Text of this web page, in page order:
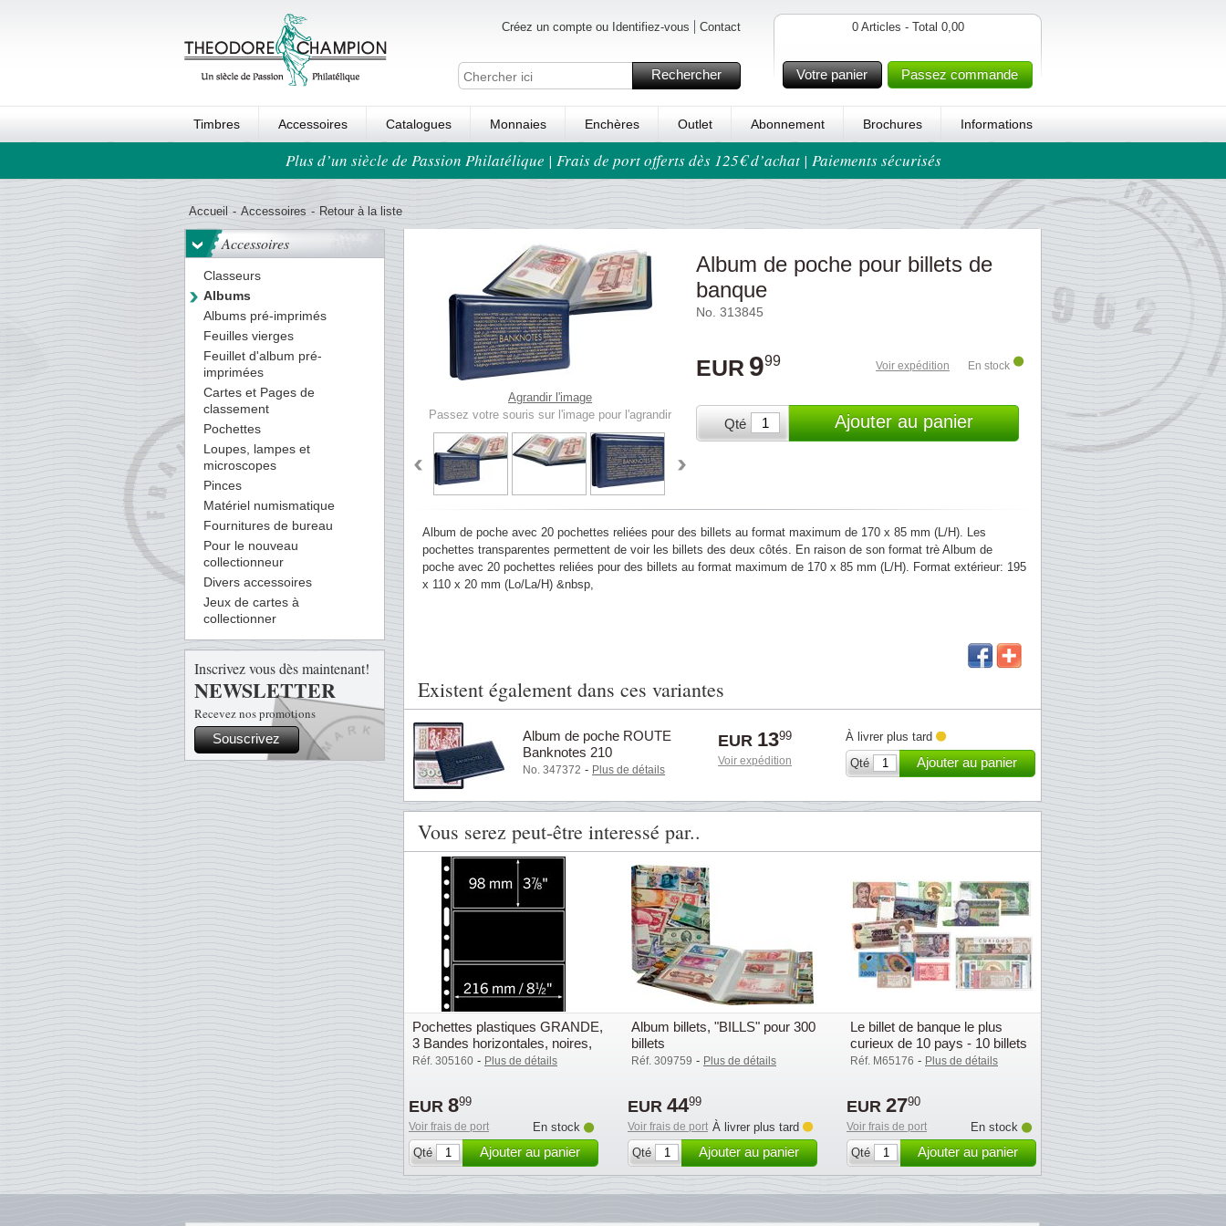
Créez un compte ou Identifiez-vous Contact
Rechercher
0 Articles - Total 0,00
Votre panier Passez commande
Timbres Accessoires Catalogues Monnaies Enchères Outlet Abonnement Brochures Informations
Ordre au panierPlus d’un siècle de Passion Philatélique | Frais de port offerts dès 125€ d’achat | Paiements sécurisés
Accueil - Accessoires - Retour à la liste
Accessoires
Classeurs
Albums
Albums pré-imprimés
Feuilles vierges
Feuillet d'album pré-
imprimées
Cartes et Pages de
classement
Pochettes
Loupes, lampes et
microscopes
Pinces
Matériel numismatique
Fournitures de bureau
Pour le nouveau
collectionneur
Divers accessoires
Jeux de cartes à
collectionner
Inscrivez vous dès maintenant!
NEWSLETTER
Recevez nos promotions
Souscrivez
Agrandir l'image
Passez votre souris sur l'image pour l'agrandir
Album de poche pour billets de
banque
No. 313845
EUR 999 Voir expédition En stock
Qté Ajouter au panier
Album de poche avec 20 pochettes reliées pour des billets au format maximum de 170 x 85 mm (L/H). Les
pochettes transparentes permettent de voir les billets des deux côtés. En raison de son format trè Album de
poche avec 20 pochettes reliées pour des billets au format maximum de 170 x 85 mm (L/H). Format extérieur: 195
x 110 x 20 mm (Lo/La/H) &nbsp,
Existent également dans ces variantes
Album de poche ROUTE
Banknotes 210
No. 347372 - Plus de détails
EUR 1399
Voir expédition
À livrer plus tard
Qté
Ajouter au panier
Vous serez peut-être interessé par..
Pochettes plastiques GRANDE,
3 Bandes horizontales, noires,
de Leuchtturm
Réf. 305160 - Plus de détails
EUR 899
Voir frais de port
En stock
Qté
Ajouter au panier
Album billets, "BILLS" pour 300
billets
Réf. 309759 - Plus de détails
EUR 4499
Voir frais de port À livrer plus tard
Qté
Ajouter au panier
Le billet de banque le plus
curieux de 10 pays - 10 billets
de banque - Non-circulés
Réf. M65176 - Plus de détails
EUR 2790
Voir frais de port
En stock
Qté
Ajouter au panier